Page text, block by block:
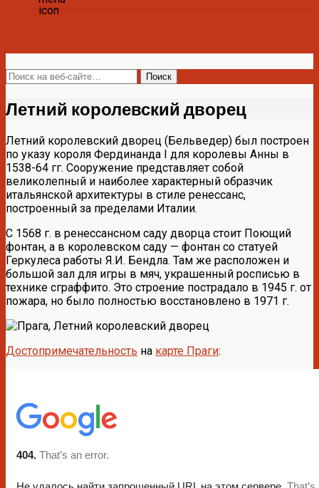
Летний королевский дворец
Летний королевский дворец (Бельведер) был построен
по указу короля Фердинанда I для королевы Анны в
1538-64 гг. Сооружение представляет собой
великолепный и наиболее характерный образчик
итальянской архитектуры в стиле ренессанс,
построенный за пределами Италии.
С 1568 г. в ренессансном саду дворца стоит Поющий
фонтан, а в королевском саду — фонтан со статуей
Геркулеса работы Я.И. Бендла. Там же расположен и
большой зал для игры в мяч, украшенный росписью в
технике сграффито. Это строение пострадало в 1945 г. от
пожара, но было полностью восстановлено в 1971 г.
Достопримечательность на карте Праги: